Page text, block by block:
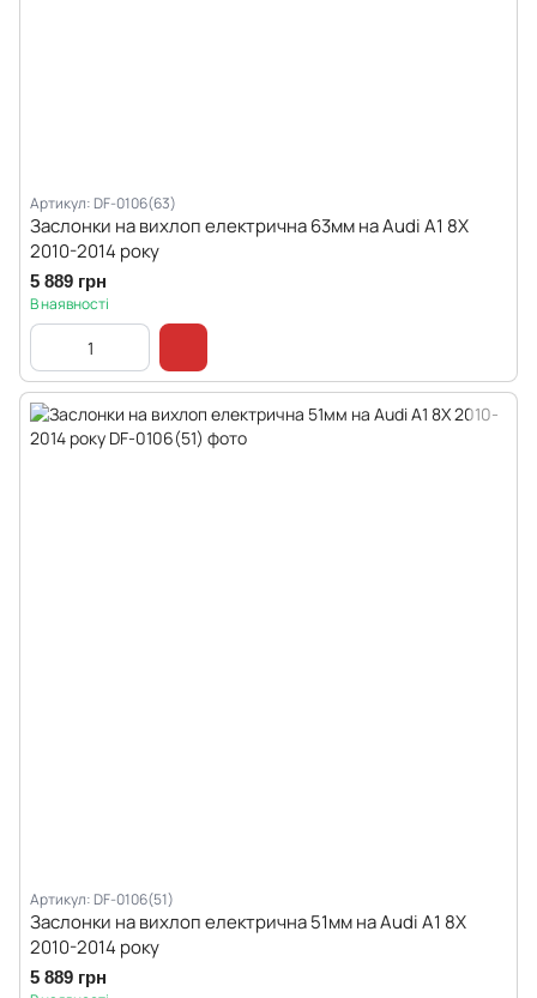
Артикул: DF-0106(63)
Заслонки на вихлоп електрична 63мм на Audi A1 8X
2010-2014 року
5 889 грн
В наявності
Артикул: DF-0106(51)
Заслонки на вихлоп електрична 51мм на Audi A1 8X
2010-2014 року
5 889 грн